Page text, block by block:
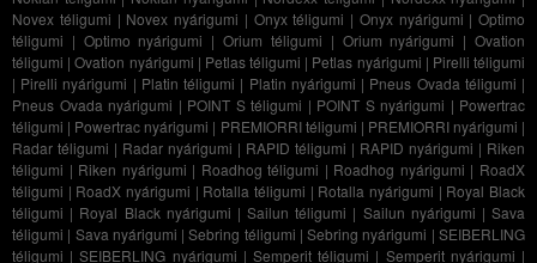
Novex téligumi | Novex nyárigumi | Onyx téligumi | Onyx nyárigumi | Optimo
téligumi | Optimo nyárigumi |Orium téligumi | Orium nyárigumi |Ovation
téligumi |Ovation nyárigumi | Petlas téligumi | Petlas nyárigumi | Pirelli téligumi
| Pirelli nyárigumi | Platin téligumi | Platin nyárigumi | Pneus Ovada téligumi |
Pneus Ovada nyárigumi | POINT S téligumi | POINT S nyárigumi | Powertrac
téligumi | Powertrac nyárigumi | PREMIORRI téligumi | PREMIORRI nyárigumi |
Radar téligumi | Radar nyárigumi | RAPID téligumi | RAPID nyárigumi | Riken
téligumi | Riken nyárigumi | Roadhog téligumi | Roadhog nyárigumi | RoadX
téligumi | RoadX nyárigumi | Rotalla téligumi | Rotalla nyárigumi | Royal Black
téligumi | Royal Black nyárigumi |Sailun téligumi | Sailun nyárigumi |Sava
téligumi | Sava nyárigumi |Sebring téligumi |Sebring nyárigumi |SEIBERLING
téligumi |SEIBERLING nyárigumi |Semperit téligumi | Semperit nyárigumi |